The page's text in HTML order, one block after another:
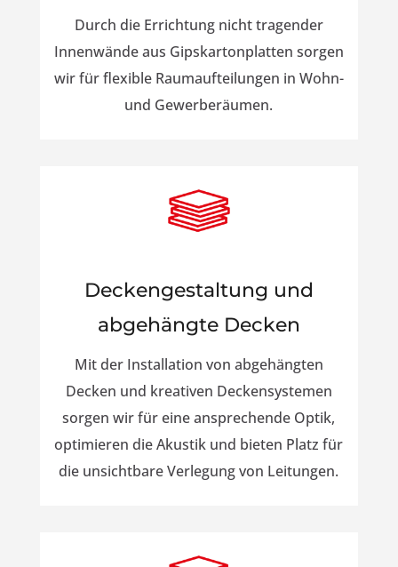
Durch die Errichtung nicht tragender
Innenwände aus Gipskartonplatten sorgen
wir für flexible Raumaufteilungen in Wohn-
und Gewerberäumen.
Deckengestaltung und
abgehängte Decken
Mit der Installation von abgehängten
Decken und kreativen Deckensystemen
sorgen wir für eine ansprechende Optik,
optimieren die Akustik und bieten Platz für
die unsichtbare Verlegung von Leitungen.